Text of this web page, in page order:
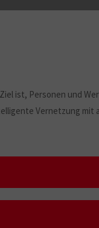
ist, Personen und
Vernetzung mit